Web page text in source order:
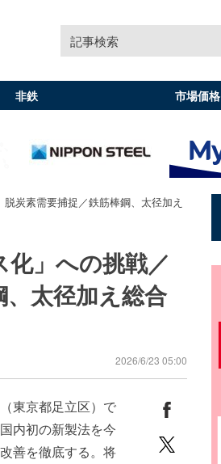
記事検索
非鉄 市場価格
炭素需要捕捉／鉄筋棒鋼、太径加え
」への挑戦／
太径加え総合
2026/6/23 05:00
東京都足立区）で
内初の新製法を今
善を徹底する。将